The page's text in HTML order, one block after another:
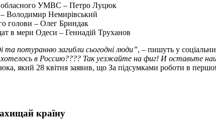
обласного УМВС – Петро Луцюк
Володимир Немирівський
голови – Олег Бриндак
в мери Одеси – Геннадій Труханов
та потуранню загибли сьогодні люди”, – пишуть у
в Россию???? Так уезжайте на фиг! И оставьте
який 28 квітня заявив, що За підсумками роботи в
країну